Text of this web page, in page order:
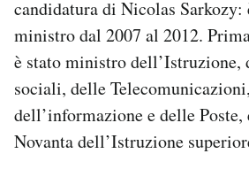
candidatura di Nicolas
ministro dal 2007 al 2012.
è stato ministro
sociali, delle
dell’informazione e delle
Novanta dell’Istruzione